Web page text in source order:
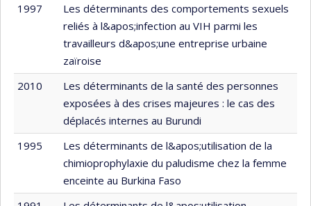
1997
Les déterminants des comportements sexuels
reliés à l&apos;infection au VIH parmi les
travailleurs d&apos;une entreprise urbaine
zaïroise
2010
Les déterminants de la santé des personnes
exposées à des crises majeures : le cas des
déplacés internes au Burundi
1995
Les déterminants de l&apos;utilisation de la
chimioprophylaxie du paludisme chez la femme
enceinte au Burkina Faso